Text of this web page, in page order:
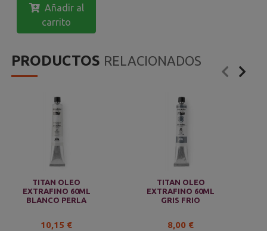
Añadir al
carrito
PRODUCTOS RELACIONADOS
TITAN OLEO
EXTRAFINO 60ML
BLANCO PERLA
10,15 €
TITAN OLEO
EXTRAFINO 60ML
GRIS FRIO
8,00 €